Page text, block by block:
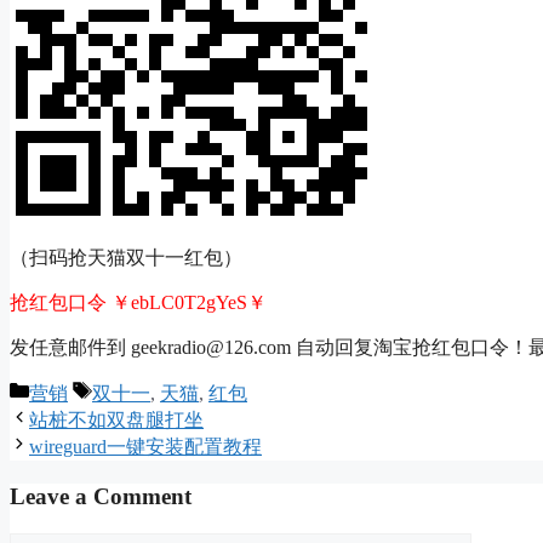
（扫码抢天猫双十一红包）
抢红包口令 ￥ebLC0T2gYeS￥
发任意邮件到 geekradio@126.com 自动回复淘宝抢红包口令！
Categories
营销 Tags
双十一, 天猫, 红包
站桩不如双盘腿打坐
wireguard一键安装配置教程
Leave a Comment